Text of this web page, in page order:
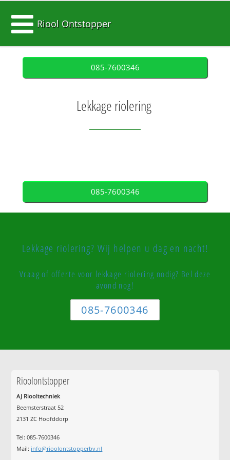
Riool Ontstopper
085-7600346
Lekkage riolering
085-7600346
Lekkage riolering? Wij helpen u dag en nacht!
Vraag of offerte voor lekkage riolering nodig? Bel deze
avond nog!
085-7600346
Rioolontstopper
AJ Riooltechniek
Beemsterstraat 52
2131 ZC Hoofddorp
Tel:085-7600346
Mail: info@rioolontstopperbv.nl